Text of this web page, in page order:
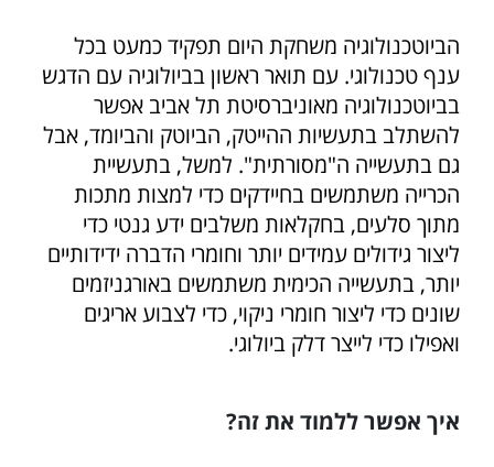
הביוטכנולוגיה משחקת היום תפקיד כמעט בכל
ענף טכנולוגי. עם תואר ראשון בביולוגיה עם הדגש
בביוטכנולוגיה מאוניברסיטת תל אביב אפשר
להשתלב בתעשיות ההייטק, הביוטק והביומד, אבל
גם בתעשייה ה"מסורתית". למשל, בתעשיית
הכרייה משתמשים בחיידקים כדי למצות מתכות
מתוך סלעים, בחקלאות משלבים ידע גנטי כדי
ליצור גידולים עמידים יותר וחומרי הדברה ידידותיים
יותר, בתעשייה הכימית משתמשים באורגניזמים
שונים כדי ליצור חומרי ניקוי, כדי לצבוע אריגים
ואפילו כדי לייצר דלק ביולוגי.
איך אפשר ללמוד את זה?